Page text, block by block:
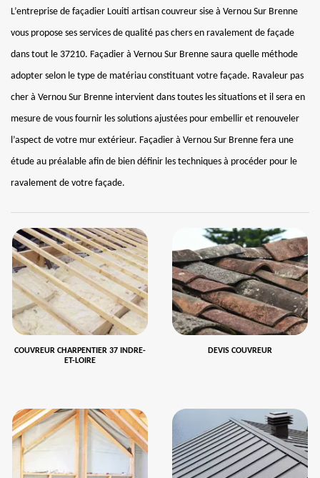
L’entreprise de façadier Louiti artisan couvreur sise à Vernou Sur Brenne
vous propose ses services de qualité pas chers en ravalement de façade
dans tout le 37210. Façadier à Vernou Sur Brenne saura quelle méthode
adopter selon le type de matériau constituant votre façade. Ravaleur pas
cher à Vernou Sur Brenne intervient dans toutes les situations et il sera en
mesure de vous fournir les solutions ajustées pour embellir et renouveler
l’aspect de votre mur extérieur. Façadier à Vernou Sur Brenne fera une
étude au préalable afin de bien définir les techniques à procéder pour le
ravalement de votre façade.
COUVREUR CHARPENTIER 37 INDRE-
ET-LOIRE
DEVIS COUVREUR